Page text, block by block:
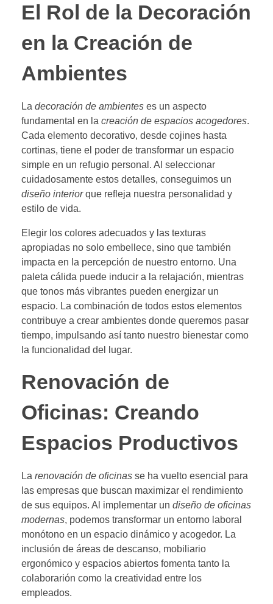
El Rol de la Decoración
en la Creación de
Ambientes
La decoración de ambientes es un aspecto
fundamental en la creación de espacios acogedores.
Cada elemento decorativo, desde cojines hasta
cortinas, tiene el poder de transformar un espacio
simple en un refugio personal. Al seleccionar
cuidadosamente estos detalles, conseguimos un
diseño interiorque refleja nuestra personalidad y
estilo de vida.
Elegir los colores adecuados y las texturas
apropiadas no solo embellece, sino que también
impacta en la percepción de nuestro entorno. Una
paleta cálida puede inducir a la relajación, mientras
que tonos más vibrantes pueden energizar un
espacio. La combinación de todos estos elementos
contribuye a crear ambientes donde queremos pasar
tiempo, impulsando así tanto nuestro bienestar como
la funcionalidad del lugar.
Renovación de
Oficinas: Creando
Espacios Productivos
La renovación de oficinas se ha vuelto esencial para
las empresas que buscan maximizar el rendimiento
de sus equipos. Al implementar un diseño de oficinas
modernas, podemos transformar un entorno laboral
monótono en un espacio dinámico y acogedor. La
inclusión de áreas de descanso, mobiliario
ergonómico y espacios abiertos fomenta tanto la
colaborarión como la creatividad entre los
empleados.